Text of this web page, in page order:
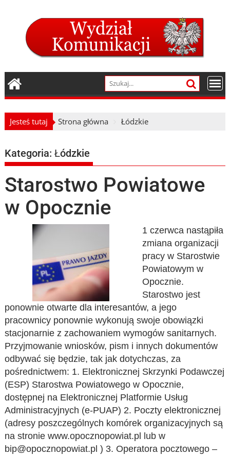
Jesteś tutaj Strona główna Łódzkie
Kategoria:Łódzkie
Starostwo Powiatowe
w Opocznie
1 czerwca nastąpiła
zmiana organizacji
pracy w Starostwie
Powiatowym w
Opocznie.
Starostwo jest
ponownie otwarte dla interesantów, a jego
pracownicy ponownie wykonują swoje obowiązki
stacjonarnie z zachowaniem wymogów sanitarnych.
Przyjmowanie wniosków, pism i innych dokumentów
odbywać się będzie, tak jak dotychczas, za
pośrednictwem: 1. Elektronicznej Skrzynki Podawczej
(ESP) Starostwa Powiatowego w Opocznie,
dostępnej na Elektronicznej Platformie Usług
Administracyjnych (e-PUAP) 2. Poczty elektronicznej
(adresy poszczególnych komórek organizacyjnych są
na stronie www.opocznopowiat.pl lub w
bip@opocznopowiat.pl ) 3. Operatora pocztowego –